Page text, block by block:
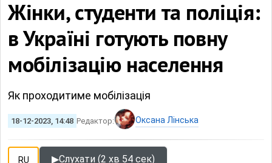
Жінки, студенти та поліція:
в Україні готують повну
мобілізацію населення
Як проходитиме мобілізація
18-12-2023, 14:48 Редактор: Оксана Лінська
RU ▶Слухати (2 хв 54 сек)